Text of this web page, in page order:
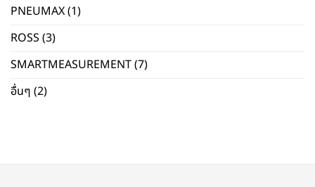
PNEUMAX(1)
ROSS (3)
SMARTMEASUREMENT(7)
อื่นๆ (2)